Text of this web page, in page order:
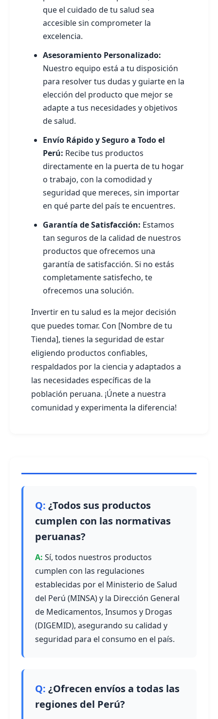
que el cuidado de tu salud sea
accesible sin comprometer la
excelencia.
Asesoramiento Personalizado:
Nuestro equipo está a tu disposición
para resolver tus dudas y guiarte en la
elección del producto que mejor se
adapte a tus necesidades y objetivos
de salud.
Envío Rápido y Seguro a Todo el
Perú: Recibe tus productos
directamente en la puerta de tu hogar
o trabajo, con la comodidad y
seguridad que mereces, sin importar
en qué parte del país te encuentres.
Garantía de Satisfacción: Estamos
tan seguros de la calidad de nuestros
productos que ofrecemos una
garantía de satisfacción. Si no estás
completamente satisfecho, te
ofrecemos una solución.
Invertir en tu salud es la mejor decisión
que puedes tomar. Con [Nombre de tu
Tienda], tienes la seguridad de estar
eligiendo productos confiables,
respaldados por la ciencia y adaptados a
las necesidades específicas de la
población peruana. ¡Únete a nuestra
comunidad y experimenta la diferencia!
¿Todos sus productos
cumplen con las normativas
peruanas?
Sí, todos nuestros productos
cumplen con las regulaciones
establecidas por el Ministerio de Salud
del Perú (MINSA) y la Dirección General
de Medicamentos, Insumos y Drogas
(DIGEMID), asegurando su calidad y
seguridad para el consumo en el país.
¿Ofrecen envíos a todas las
regiones del Perú?